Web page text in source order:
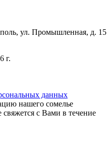
ул. Промышленная, д. 15
г.
данных
нашего сомелье
с Вами в течение